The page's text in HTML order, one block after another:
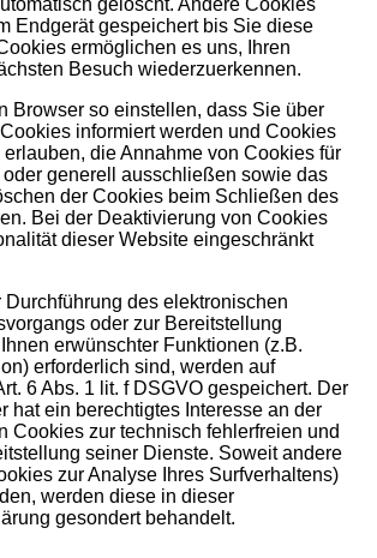
Endgerät gespeichert bis Sie diese
ermöglichen es uns, Ihren
Besuch wiederzuerkennen.
Browser so einstellen, dass Sie über
informiert werden und Cookies
die Annahme von Cookies für
oder generell ausschließen sowie das
der Cookies beim Schließen des
Bei der Deaktivierung von Cookies
dieser Website eingeschränkt
des elektronischen
oder zur Bereitstellung
erwünschter Funktionen (z.B.
erforderlich sind, werden auf
6 Abs. 1 lit. f DSGVO gespeichert. Der
hat ein berechtigtes Interesse an der
Cookies zur technisch fehlerfreien und
seiner Dienste. Soweit andere
zur Analyse Ihres Surfverhaltens)
werden diese in dieser
gesondert behandelt.